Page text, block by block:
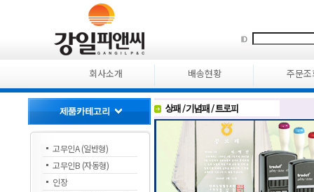
회사소개 배송현황 주문조
고무인A (일반형)
고무인B (자동형)
인장